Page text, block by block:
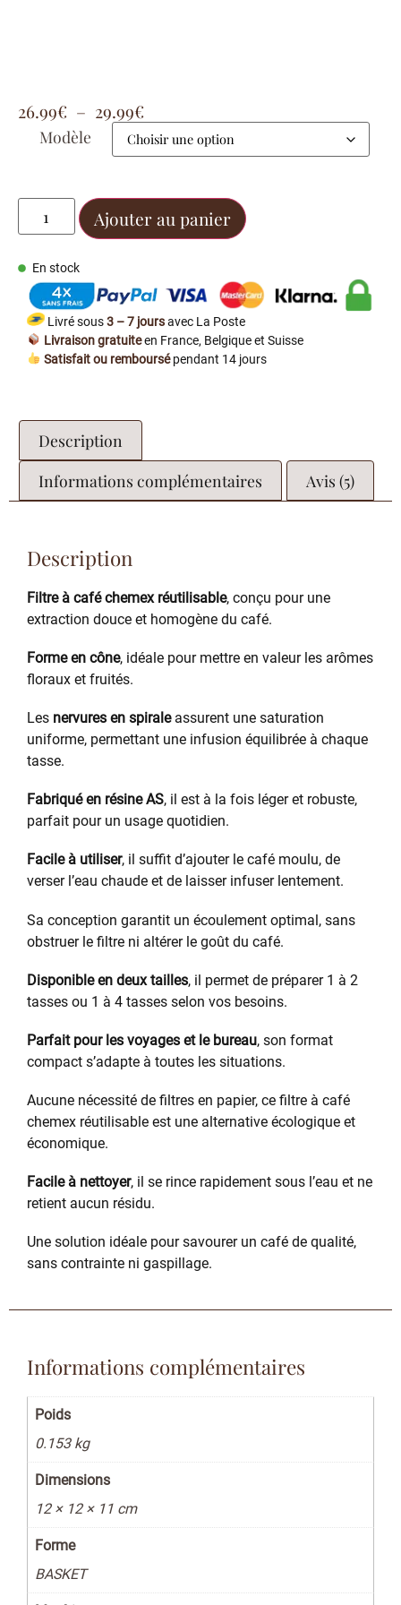
26.99€ – 29.99€
Modèle
Ajouter au panier
En stock
Livré sous3 – 7 joursavec La Poste
Livraison gratuiteen France, Belgique et Suisse
Satisfait ou remboursépendant 14 jours
Description
Informations complémentaires
Avis (5)
Description
Filtre à café chemex réutilisable, conçu pour une
extraction douce et homogène du café.
Forme en cône, idéale pour mettre en valeur les arômes
floraux et fruités.
Les nervures en spiraleassurent une saturation
uniforme, permettant une infusion équilibrée à chaque
tasse.
Fabriqué en résine AS, il est à la fois léger et robuste,
parfait pour un usage quotidien.
Facile à utiliser, il suffit d’ajouter le café moulu, de
verser l’eau chaude et de laisser infuser lentement.
Sa conception garantit un écoulement optimal, sans
obstruer le filtre ni altérer le goût du café.
Disponible en deux tailles, il permet de préparer 1 à 2
tasses ou 1 à 4 tasses selon vos besoins.
Parfait pour les voyages et le bureau, son format
compact s’adapte à toutes les situations.
Aucune nécessité de filtres en papier, ce filtre à café
chemex réutilisable est une alternative écologique et
économique.
Facile à nettoyer, il se rince rapidement sous l’eau et ne
retient aucun résidu.
Une solution idéale pour savourer un café de qualité,
sans contrainte ni gaspillage.
Informations complémentaires
Poids
0.153 kg
Dimensions
12 × 12 × 11 cm
Forme
BASKET